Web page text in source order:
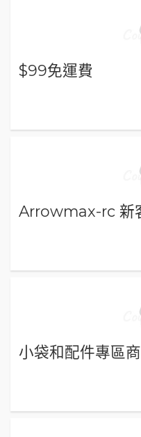
$99免運費
Arrowmax-rc 新
小袋和配件專區